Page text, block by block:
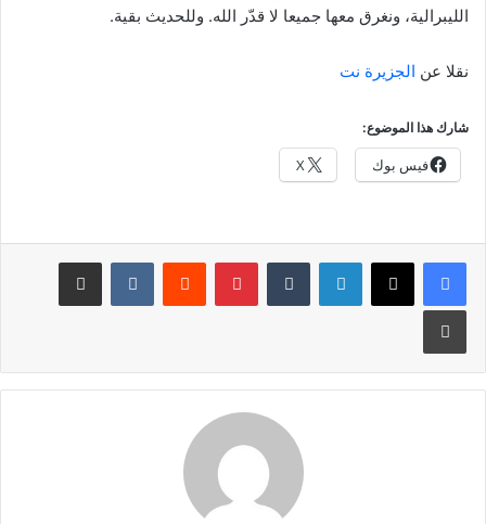
الليبرالية، ونغرق معها جميعا لا قدّر الله. وللحديث بقية.
نقلا عن الجزيرة نت
شارك هذا الموضوع:
فيس بوك X
لينكدإن بينتيريست مشاركة عبر البريد
طباعة